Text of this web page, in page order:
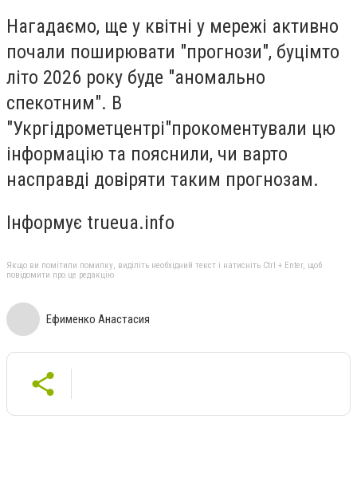
Нагадаємо, ще у квітні у мережі активно
почали поширювати "прогнози", буцімто
літо 2026 року буде "аномально
спекотним". В
"Укргідрометцентрі"прокоментували цю
інформацію та пояснили, чи варто
насправді довіряти таким прогнозам.
Інформує trueua.info
Якщо ви помітили помилку, виділіть необхідний текст і натисніть Ctrl + Enter, щоб
повідомити про це редакцію
Ефименко Анастасия